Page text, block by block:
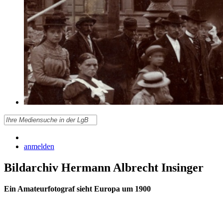
anmelden
Bildarchiv Hermann Albrecht Insinger
Ein Amateurfotograf sieht Europa um 1900